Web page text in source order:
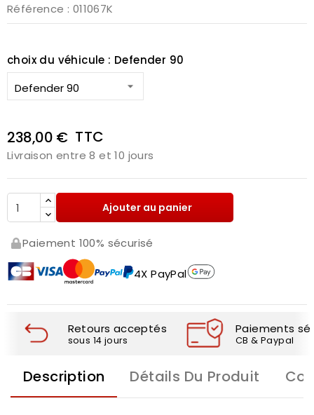
Référence : 011067K
choix du véhicule : Defender 90
238,00 € TTC
Livraison entre 8 et 10 jours
Ajouter au panier
Paiement 100% sécurisé
4X PayPal
Retours acceptés
sous 14 jours
Paiements
CB & Paypal
Description Détails Du Produit